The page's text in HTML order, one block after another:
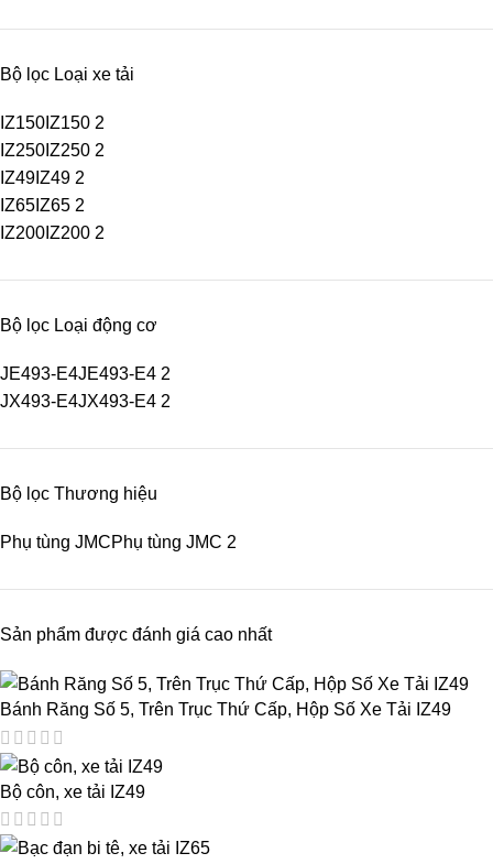
Bộ lọc Loại xe tải
IZ150 IZ150 2
IZ250 IZ250 2
IZ49 IZ49 2
IZ65 IZ65 2
IZ200 IZ200 2
Bộ lọc Loại động cơ
JE493-E4JE493-E4 2
JX493-E4JX493-E4 2
Bộ lọc Thương hiệu
Phụ tùng JMCPhụ tùng JMC 2
Sản phẩm được đánh giá cao nhất
Bánh Răng Số 5, Trên Trục Thứ Cấp, Hộp Số Xe Tải IZ49
Bộ côn, xe tải IZ49